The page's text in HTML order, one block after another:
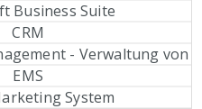
Business Suite
CRM
- Verwaltung von
EMS
System